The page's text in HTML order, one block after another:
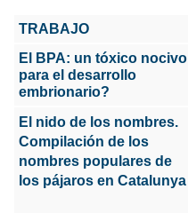
TRABAJO
El BPA: un tóxico nocivo
para el desarrollo
embrionario?
El nido de los nombres.
Compilación de los
nombres populares de
los pájaros en Catalunya